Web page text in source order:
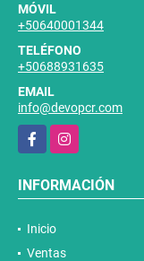
MÓVIL
+50640001344
TELÉFONO
+50688931635
EMAIL
info@devopcr.com
FacebookInstagram
INFORMACIÓN
Inicio
Ventas